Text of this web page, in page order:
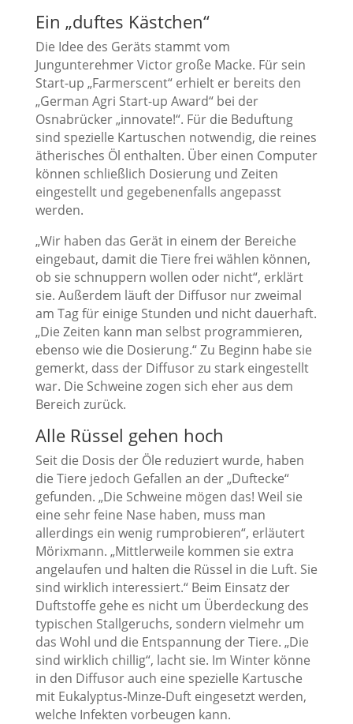
Ein „duftes Kästchen“
Die Idee des Geräts stammt vom
Jungunterehmer Victor große Macke. Für sein
Start-up „Farmerscent“ erhielt er bereits den
„German Agri Start-up Award“ bei der
Osnabrücker „innovate!“. Für die Beduftung
sind spezielle Kartuschen notwendig, die reines
ätherisches Öl enthalten. Über einen Computer
können schließlich Dosierung und Zeiten
eingestellt und gegebenenfalls angepasst
werden.
„Wir haben das Gerät in einem der Bereiche
eingebaut, damit die Tiere frei wählen können,
ob sie schnuppern wollen oder nicht“, erklärt
sie. Außerdem läuft der Diffusor nur zweimal
am Tag für einige Stunden und nicht dauerhaft.
„Die Zeiten kann man selbst programmieren,
ebenso wie die Dosierung.“ Zu Beginn habe sie
gemerkt, dass der Diffusor zu stark eingestellt
war. Die Schweine zogen sich eher aus dem
Bereich zurück.
Alle Rüssel gehen hoch
Seit die Dosis der Öle reduziert wurde, haben
die Tiere jedoch Gefallen an der „Duftecke“
gefunden. „Die Schweine mögen das! Weil sie
eine sehr feine Nase haben, muss man
allerdings ein wenig rumprobieren“, erläutert
Mörixmann. „Mittlerweile kommen sie extra
angelaufen und halten die Rüssel in die Luft. Sie
sind wirklich interessiert.“ Beim Einsatz der
Duftstoffe gehe es nicht um Überdeckung des
typischen Stallgeruchs, sondern vielmehr um
das Wohl und die Entspannung der Tiere. „Die
sind wirklich chillig“, lacht sie. Im Winter könne
in den Diffusor auch eine spezielle Kartusche
mit Eukalyptus-Minze-Duft eingesetzt werden,
welche Infekten vorbeugen kann.